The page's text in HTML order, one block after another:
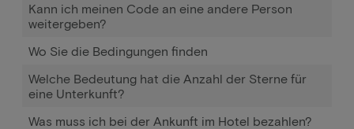
Kann ich meinen Code an eine andere Person
weitergeben?
Wo Sie die Bedingungen finden
Welche Bedeutung hat die Anzahl der Sterne für
eine Unterkunft?
Was muss ich bei der Ankunft im Hotel bezahlen?